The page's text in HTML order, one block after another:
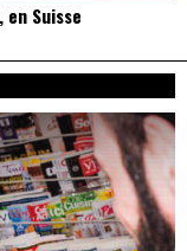
Suisse